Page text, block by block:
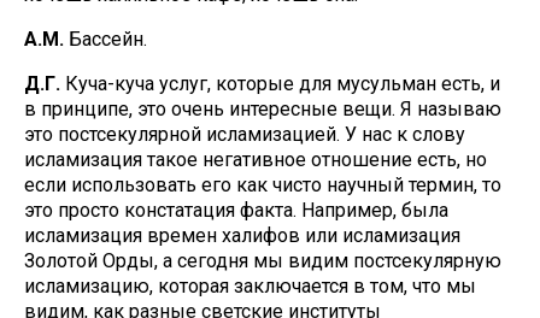
А.М. Бассейн.
Д.Г. Куча-куча услуг, которые для мусульман есть, и
в принципе, это очень интересные вещи. Я называю
это постсекулярной исламизацией. У нас к слову
исламизация такое негативное отношение есть, но
если использовать его как чисто научный термин, то
это просто констатация факта. Например, была
исламизация времен халифов или исламизация
Золотой Орды, а сегодня мы видим постсекулярную
исламизацию, которая заключается в том, что мы
видим, как разные светские институты